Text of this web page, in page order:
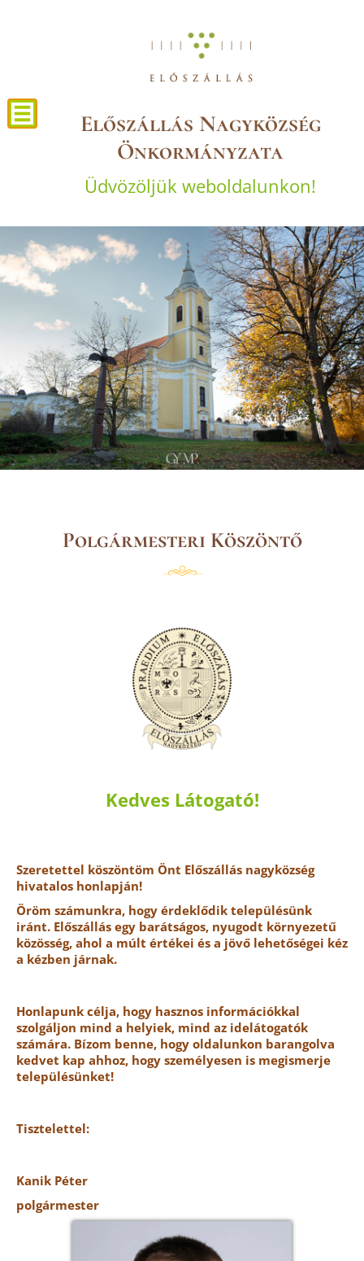
Előszállás Nagyközség
Önkormányzata
Üdvözöljük weboldalunkon!
Polgármesteri Köszöntő
Kedves Látogató!
Szeretettel köszöntöm Önt Előszállás nagyközség
hivatalos honlapján!
Öröm számunkra, hogy érdeklődik településünk
iránt. Előszállás egy barátságos, nyugodt környezetű
közösség, ahol a múlt értékei és a jövő lehetőségei kéz
a kézben járnak.
Honlapunk célja, hogy hasznos információkkal
szolgáljon mind a helyiek, mind az idelátogatók
számára. Bízom benne, hogy oldalunkon barangolva
kedvet kap ahhoz, hogy személyesen is megismerje
településünket!
Tisztelettel:
Kanik Péter
polgármester